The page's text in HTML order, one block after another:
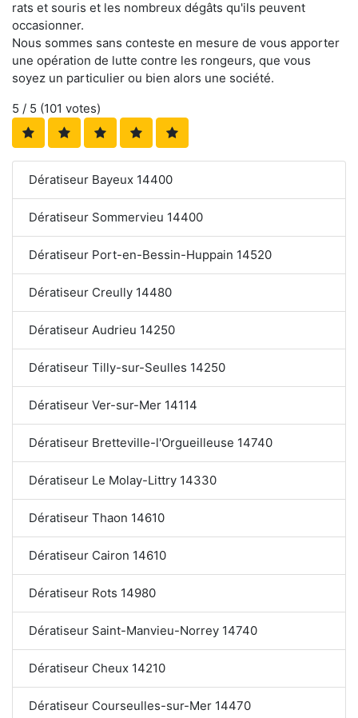
rats et souris et les nombreux dégâts qu'ils peuvent
occasionner.
Nous sommes sans conteste en mesure de vous apporter
une opération de lutte contre les rongeurs, que vous
soyez un particulier ou bien alors une société.
5 / 5 (101 votes)
Dératiseur Bayeux 14400
Dératiseur Sommervieu 14400
Dératiseur Port-en-Bessin-Huppain 14520
Dératiseur Creully 14480
Dératiseur Audrieu 14250
Dératiseur Tilly-sur-Seulles 14250
Dératiseur Ver-sur-Mer 14114
Dératiseur Bretteville-l'Orgueilleuse 14740
Dératiseur Le Molay-Littry 14330
Dératiseur Thaon 14610
Dératiseur Cairon 14610
Dératiseur Rots 14980
Dératiseur Saint-Manvieu-Norrey 14740
Dératiseur Cheux 14210
Dératiseur Courseulles-sur-Mer 14470